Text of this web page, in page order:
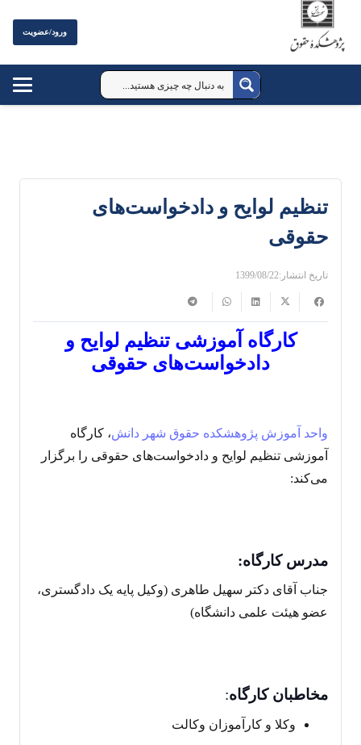
ورود/عضویت
تنظیم لوایح و دادخواست‌های
حقوقی
تاریخ انتشار:1399/08/22
کارگاه آموزشی تنظیم لوایح و
دادخواست‌های حقوقی
واحد آموزش پژوهشکده حقوق شهر دانش، کارگاه
آموزشی تنظیم لوایح و دادخواست‌های حقوقی را برگزار
می‌کند:
مدرس کارگاه:
جناب آقای دکتر سهیل طاهری (وکیل پایه یک دادگستری،
عضو هیئت علمی دانشگاه)
مخاطبان کارگاه:
وکلا و کارآموزان وکالت